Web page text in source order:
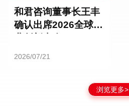
和君咨询董事长王丰
确认出席2026全球商
2026/07/21
浏览更多>